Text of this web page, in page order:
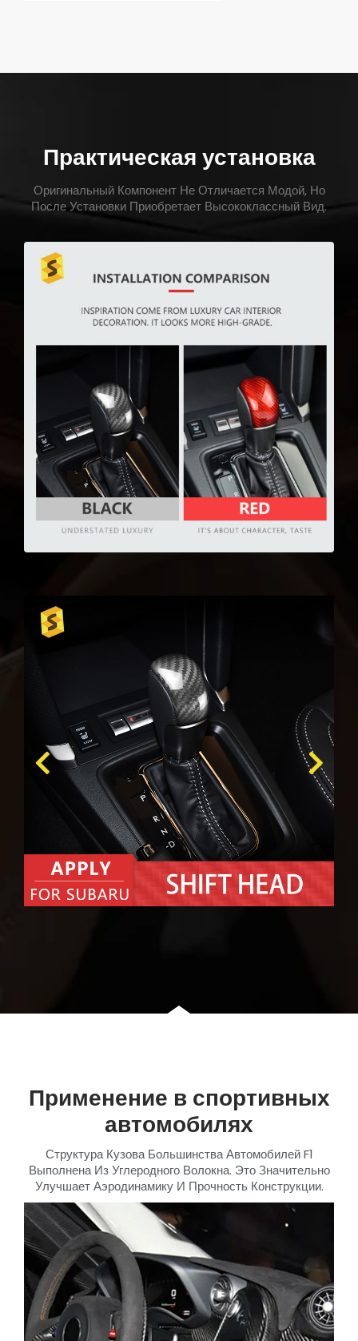
Практическая установка
Оригинальный Компонент Не Отличается Модой, Но
После Установки Приобретает Высококлассный Вид.
Применение в спортивных
автомобилях
Структура Кузова Большинства Автомобилей F1
Выполнена Из Углеродного Волокна. Это Значительно
Улучшает Аэродинамику И Прочность Конструкции.